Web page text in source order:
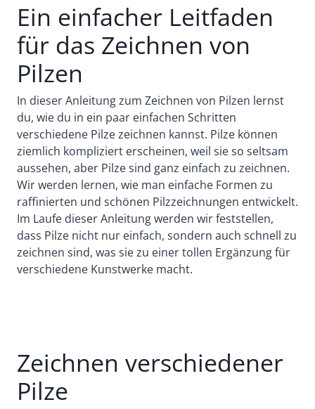
Ein einfacher Leitfaden
für das Zeichnen von
Pilzen
In dieser Anleitung zum Zeichnen von Pilzen lernst
du, wie du in ein paar einfachen Schritten
verschiedene Pilze zeichnen kannst. Pilze können
ziemlich kompliziert erscheinen, weil sie so seltsam
aussehen, aber Pilze sind ganz einfach zu zeichnen.
Wir werden lernen, wie man einfache Formen zu
raffinierten und schönen Pilzzeichnungen entwickelt.
Im Laufe dieser Anleitung werden wir feststellen,
dass Pilze nicht nur einfach, sondern auch schnell zu
zeichnen sind, was sie zu einer tollen Ergänzung für
verschiedene Kunstwerke macht.
Zeichnen verschiedener
Pilze